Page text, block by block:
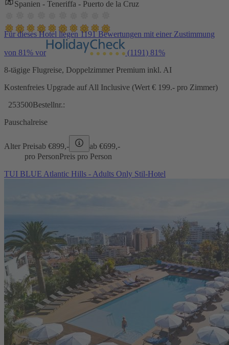
Spanien - Teneriffa - Puerto de la Cruz
Für dieses Hotel liegen 1191 Bewertungen mit einer Zustimmung
von 81% vor (1191) 81%
8-tägige Flugreise, Doppelzimmer Premium inkl. AI
Kostenfreies Upgrade auf All Inclusive (Wert € 199.- pro Zimmer)
253500Bestellnr.:
Pauschalreise
Alter Preisab €899,- ab €699,-
pro PersonPreis pro Person
TUI BLUE Atlantic Hills - Adults Only Stil-Hotel